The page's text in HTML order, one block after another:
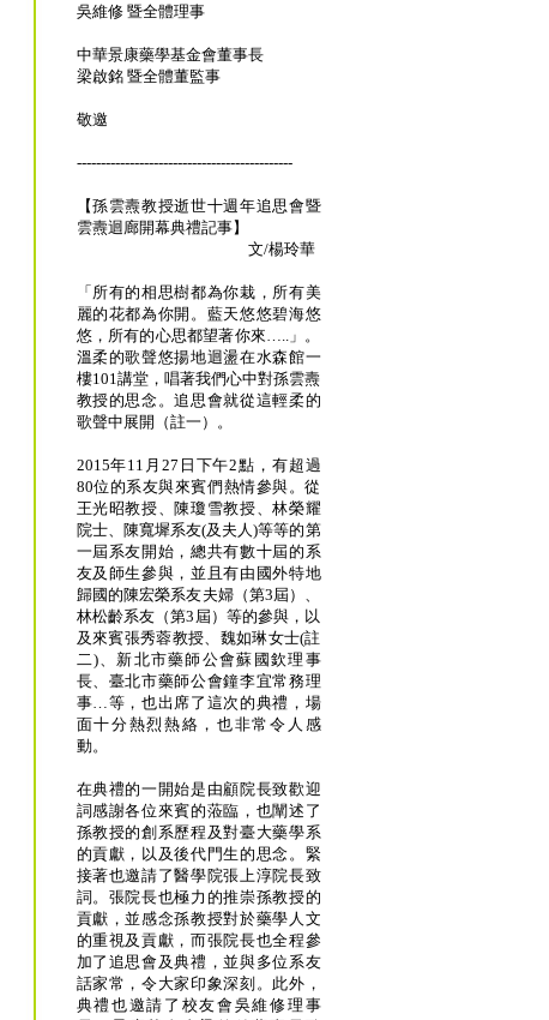
吳維修 暨全體理事
中華景康藥學基金會董事長
梁啟銘 暨全體董監事
敬邀
---------------------------------------------
【孫雲燾教授逝世十週年追思會暨
雲燾迴廊開幕典禮記事】
文/楊玲華
「所有的相思樹都為你栽，所有美
麗的花都為你開。藍天悠悠碧海悠
悠，所有的心思都望著你來…..」。
溫柔的歌聲悠揚地迴盪在水森館一
樓101講堂，唱著我們心中對孫雲燾
教授的思念。追思會就從這輕柔的
歌聲中展開（註一）。
2015年11月27日下午2點，有超過
80位的系友與來賓們熱情參與。從
王光昭教授、陳瓊雪教授、林榮耀
院士、陳寬墀系友(及夫人)等等的第
一屆系友開始，總共有數十屆的系
友及師生參與，並且有由國外特地
歸國的陳宏榮系友夫婦（第3屆）、
林松齡系友（第3屆）等的參與，以
及來賓張秀蓉教授、魏如琳女士(註
二)、新北市藥師公會蘇國欽理事
長、臺北市藥師公會鐘李宜常務理
事…等，也出席了這次的典禮，場
面十分熱烈熱絡，也非常令人感
動。
在典禮的一開始是由顧院長致歡迎
詞感謝各位來賓的蒞臨，也闡述了
孫教授的創系歷程及對臺大藥學系
的貢獻，以及後代門生的思念。緊
接著也邀請了醫學院張上淳院長致
詞。張院長也極力的推崇孫教授的
貢獻，並感念孫教授對於藥學人文
的重視及貢獻，而張院長也全程參
加了追思會及典禮，並與多位系友
話家常，令大家印象深刻。此外，
典禮也邀請了校友會吳維修理事